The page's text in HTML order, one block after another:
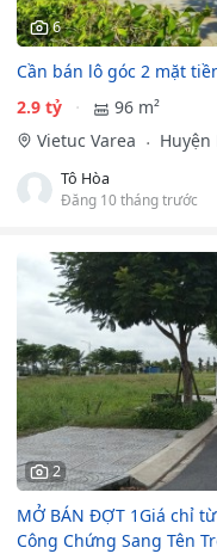
6
Cần bán lô góc 2 mặt
2.9 tỷ
96 m²
Vietuc Varea
Huyện
Tô Hòa
Đăng 10 tháng trước
2
MỞ BÁN ĐỢT 1Giá chỉ
Công Chứng Sang Tên